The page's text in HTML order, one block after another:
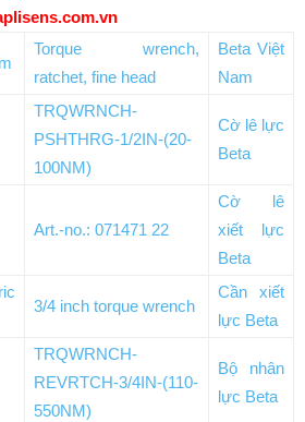
Torque wrench,
ratchet, fine head
Beta Việt
Nam
TRQWRNCH-
PSHTHRG-1/2IN-(20-
100NM)
Cờ lê lực
Beta
Art.-no.: 071471 22
Cờ lê
xiết lực
Beta
3/4 inch torque wrench
Cần xiết
lực Beta
TRQWRNCH-
REVRTCH-3/4IN-(110-
550NM)
Bộ nhân
lực Beta